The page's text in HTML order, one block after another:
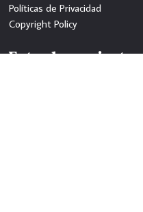
Políticas de Privacidad
Copyright Policy
Entradas recientes